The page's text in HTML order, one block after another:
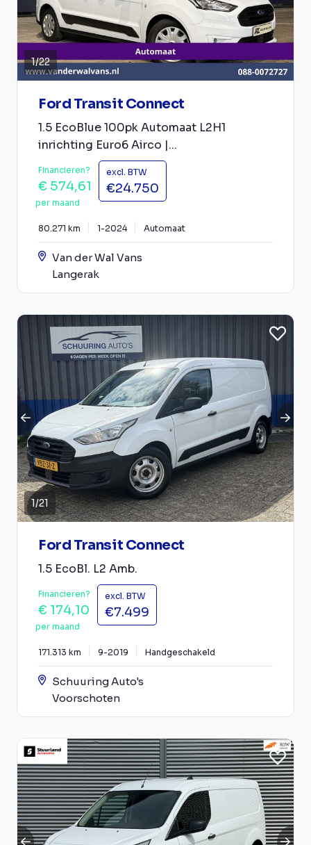
1/22
Ford Transit Connect
1.5 EcoBlue 100pk Automaat L2H1
inrichting Euro6 Airco |...
Financieren?
€ 574,61
per maand
excl. BTW
€24.750
80.271 km 1-2024 Automaat
Van der Wal Vans
Langerak
1/21
Ford Transit Connect
1.5 EcoBl. L2 Amb.
Financieren?
€ 174,10
per maand
excl. BTW
€7.499
171.313 km 9-2019 Handgeschakeld
Schuuring Auto's
Voorschoten